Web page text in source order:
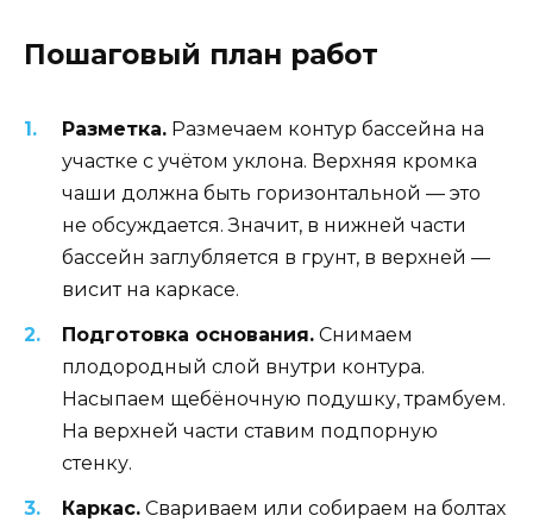
Пошаговый план работ
Разметка. Размечаем контур бассейна на
участке с учётом уклона. Верхняя кромка
чаши должна быть горизонтальной — это
не обсуждается. Значит, в нижней части
бассейн заглубляется в грунт, в верхней —
висит на каркасе.
Подготовка основания. Снимаем
плодородный слой внутри контура.
Насыпаем щебёночную подушку, трамбуем.
На верхней части ставим подпорную
стенку.
Каркас. Свариваем или собираем на болтах